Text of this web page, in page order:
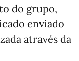
do grupo,
enviado
através da